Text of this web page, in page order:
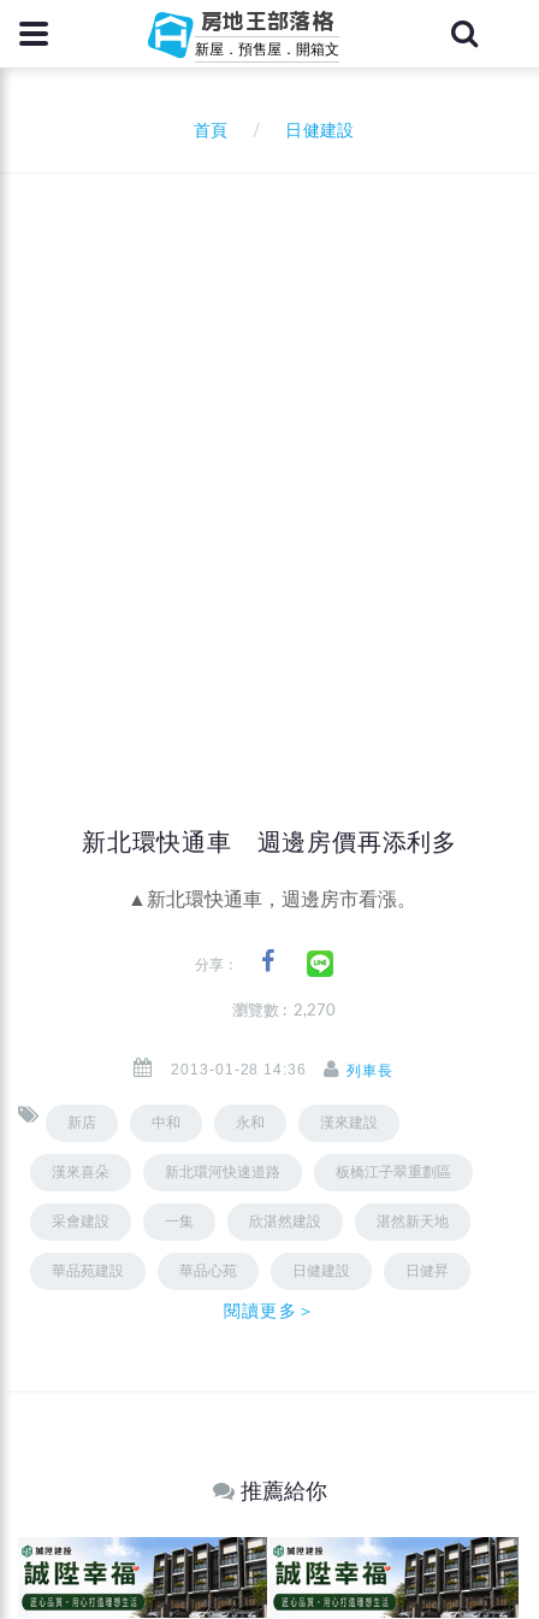
房地王部落格
新屋．預售屋．開箱文
首頁 日健建設
新北環快通車 週邊房價再添利多
▲新北環快通車，週邊房市看漲。
分享：
瀏覽數 : 2,270
2013-01-28 14:36 列車長
新店 中和 永和 漢來建設
漢來喜朵 新北環河快速道路 板橋江子翠重劃區
采會建設 一集 欣湛然建設 湛然新天地
華品苑建設 華品心苑 日健建設 日健昇
閱讀更多＞
推薦給你